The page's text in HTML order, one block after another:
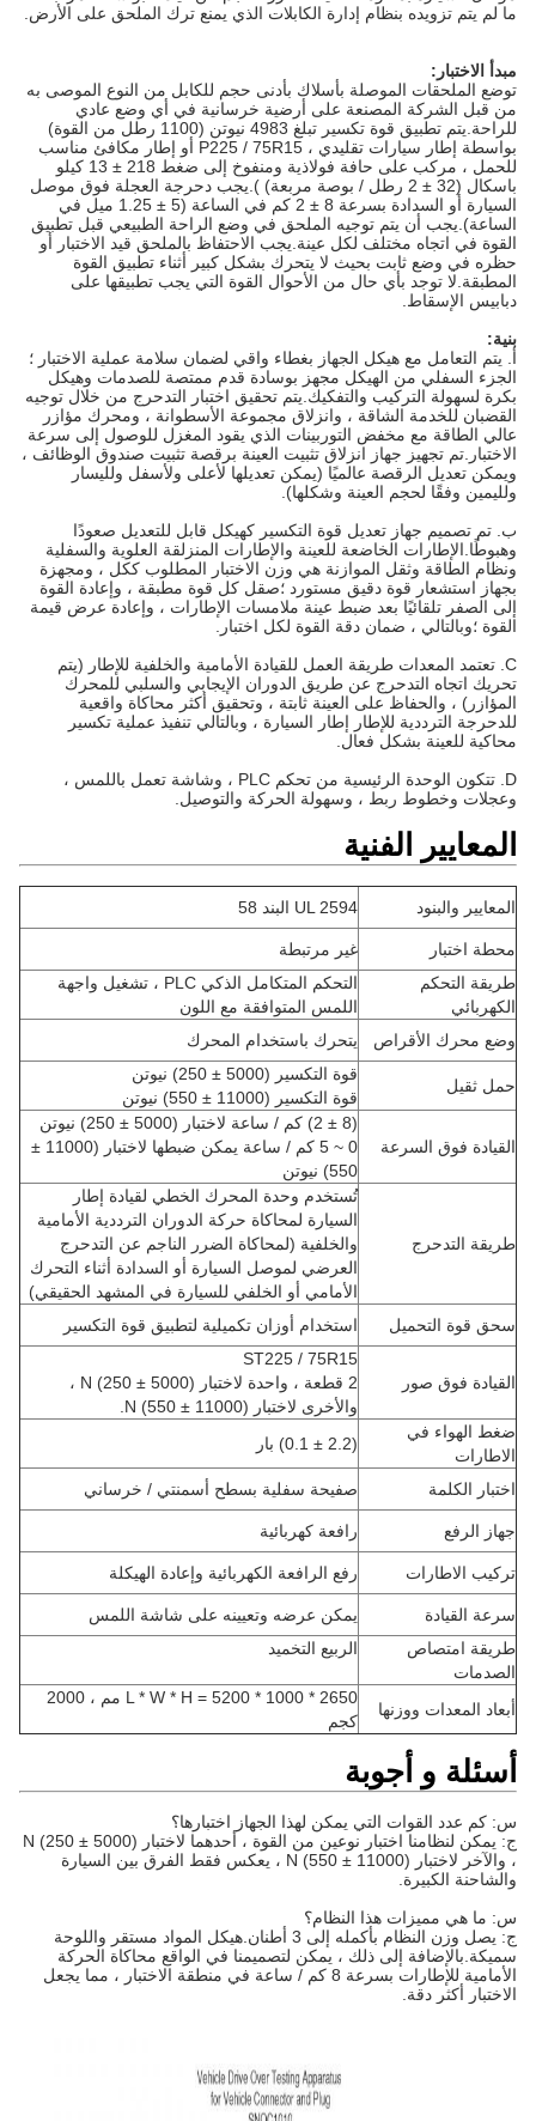
ما لم يتم تزويده بنظام إدارة الكابلات الذي يمنع ترك الملحق على الأرض.
مبدأ الاختبار:
توضع الملحقات الموصلة بأسلاك بأدنى حجم للكابل من النوع الموصى به
من قبل الشركة المصنعة على أرضية خرسانية في أي وضع عادي
للراحة.يتم تطبيق قوة تكسير تبلغ 4983 نيوتن (1100 رطل من القوة)
بواسطة إطار سيارات تقليدي ، P225 / 75R15 أو إطار مكافئ مناسب
للحمل ، مركب على حافة فولاذية ومنفوخ إلى ضغط 218 ± 13 كيلو
باسكال (32 ± 2 رطل / بوصة مربعة) ).يجب دحرجة العجلة فوق موصل
السيارة أو السدادة بسرعة 8 ± 2 كم في الساعة (5 ± 1.25 ميل في
الساعة).يجب أن يتم توجيه الملحق في وضع الراحة الطبيعي قبل تطبيق
القوة في اتجاه مختلف لكل عينة.يجب الاحتفاظ بالملحق قيد الاختبار أو
حظره في وضع ثابت بحيث لا يتحرك بشكل كبير أثناء تطبيق القوة
المطبقة.لا توجد بأي حال من الأحوال القوة التي يجب تطبيقها على
دبابيس الإسقاط.
بنية:
أ. يتم التعامل مع هيكل الجهاز بغطاء واقي لضمان سلامة عملية الاختبار ؛
الجزء السفلي من الهيكل مجهز بوسادة قدم ممتصة للصدمات وهيكل
بكرة لسهولة التركيب والتفكيك.يتم تحقيق اختبار التدحرج من خلال توجيه
القضبان للخدمة الشاقة ، وانزلاق مجموعة الأسطوانة ، ومحرك مؤازر
عالي الطاقة مع مخفض التوربينات الذي يقود المغزل للوصول إلى سرعة
الاختبار.تم تجهيز جهاز انزلاق تثبيت العينة برقصة تثبيت صندوق الوظائف ،
ويمكن تعديل الرقصة عالميًا (يمكن تعديلها لأعلى ولأسفل ولليسار
ولليمين وفقًا لحجم العينة وشكلها).
ب. تم تصميم جهاز تعديل قوة التكسير كهيكل قابل للتعديل صعودًا
وهبوطًا.الإطارات الخاضعة للعينة والإطارات المنزلقة العلوية والسفلية
ونظام الطاقة وثقل الموازنة هي وزن الاختبار المطلوب ككل ، ومجهزة
بجهاز استشعار قوة دقيق مستورد ؛صقل كل قوة مطبقة ، وإعادة القوة
إلى الصفر تلقائيًا بعد ضبط عينة ملامسات الإطارات ، وإعادة عرض قيمة
القوة ؛وبالتالي ، ضمان دقة القوة لكل اختبار.
C. تعتمد المعدات طريقة العمل للقيادة الأمامية والخلفية للإطار (يتم
تحريك اتجاه التدحرج عن طريق الدوران الإيجابي والسلبي للمحرك
المؤازر) ، والحفاظ على العينة ثابتة ، وتحقيق أكثر محاكاة واقعية
للدحرجة الترددية للإطار إطار السيارة ، وبالتالي تنفيذ عملية تكسير
محاكية للعينة بشكل فعال.
D. تتكون الوحدة الرئيسية من تحكم PLC ، وشاشة تعمل باللمس ،
وعجلات وخطوط ربط ، وسهولة الحركة والتوصيل.
المعايير الفنية
المعايير والبنود UL 2594 البند 58
محطة اختبار
غير مرتبطة
طريقة التحكم
الكهربائي
التحكم المتكامل الذكي PLC ، تشغيل واجهة
اللمس المتوافقة مع اللون
وضع محرك الأقراص
يتحرك باستخدام المحرك
حمل ثقيل
قوة التكسير (5000 ± 250) نيوتن
قوة التكسير (11000 ± 550) نيوتن
القيادة فوق السرعة
0 ~ 5 كم / ساعة يمكن ضبطها لاختبار (11000 ±
550) نيوتن
طريقة التدحرج
تُستخدم وحدة المحرك الخطي لقيادة إطار
السيارة لمحاكاة حركة الدوران الترددية الأمامية
والخلفية (لمحاكاة الضرر الناجم عن التدحرج
العرضي لموصل السيارة أو السدادة أثناء التحرك
الأمامي أو الخلفي للسيارة في المشهد الحقيقي)
سحق قوة التحميل
استخدام أوزان تكميلية لتطبيق قوة التكسير
القيادة فوق صور
ST225 / 75R15
2 قطعة ، واحدة لاختبار (5000 ± 250) N ،
والأخرى لاختبار (11000 ± 550) N.
ضغط الهواء في
الاطارات
اختبار الكلمة صفيحة سفلية بسطح أسمنتي / خرساني
جهاز الرفع رافعة كهربائية
تركيب الاطارات رفع الرافعة الكهربائية وإعادة الهيكلة
سرعة القيادة
يمكن عرضه وتعيينه على شاشة اللمس
طريقة امتصاص
الصدمات
الربيع التخميد
أبعاد المعدات ووزنها
L * W * H = 5200 * 1000 * 2650 مم ، 2000
كجم
أسئلة و أجوبة
س: كم عدد القوات التي يمكن لهذا الجهاز اختبارها؟
ج: يمكن لنظامنا اختبار نوعين من القوة ، أحدهما لاختبار (5000 ± 250) N
، والآخر لاختبار (11000 ± 550) N ، يعكس فقط الفرق بين السيارة
والشاحنة الكبيرة.
س: ما هي مميزات هذا النظام؟
ج: يصل وزن النظام بأكمله إلى 3 أطنان.هيكل المواد مستقر واللوحة
سميكة.بالإضافة إلى ذلك ، يمكن لتصميمنا في الواقع محاكاة الحركة
الأمامية للإطارات بسرعة 8 كم / ساعة في منطقة الاختبار ، مما يجعل
الاختبار أكثر دقة.